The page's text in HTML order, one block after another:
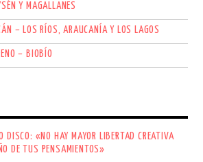
Y MAGALLANES
– LOS RÍOS, ARAUCANÍA Y LOS LAGOS
– BIOBÍO
DISCO: «NO HAY MAYOR LIBERTAD CREATIVA
DE TUS PENSAMIENTOS»